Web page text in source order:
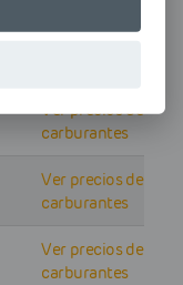
Ver precios de
carburantes
Ver precios de
carburantes
Ver precios de
carburantes